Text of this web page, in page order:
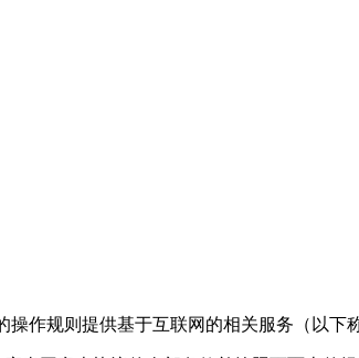
作规则提供基于互联网的相关服务（以下